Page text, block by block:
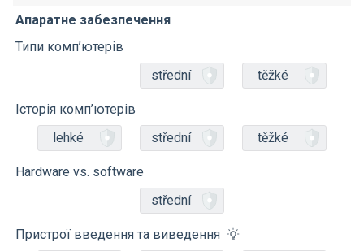
Апаратне забезпечення
Типи комп’ютерів
střední
těžké
Історія комп’ютерів
lehké
střední těžké
Hardware vs. software
střední
Пристрої введення та виведення